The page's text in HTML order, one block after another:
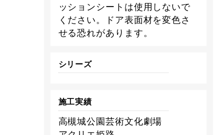
ッションシートは使用しないで
ください。ドア表面材を変色さ
せる恐れがあります。
シリーズ
施工実績
高槻城公園芸術文化劇場